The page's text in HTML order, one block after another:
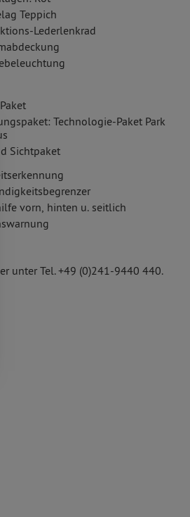
Teppich
Lederlenkrad
Technologie-Paket Park
Sichtpaket
vorn, hinten u. seitlich
unter Tel. +49 (0)241-9440 440.